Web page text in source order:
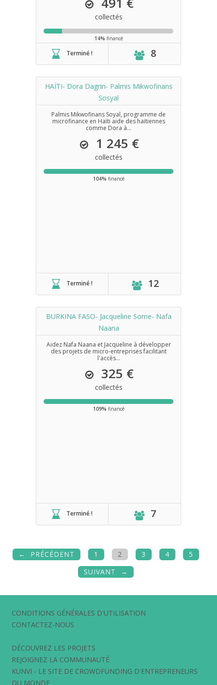
collectés
14% financé
Terminé ! 8
HAÏTI- Dora Dagrin- Palmis Mikwofinans
Sosyal
Palmis Mikwofinans Soyal, programme de
microfinance en Haïti aide des haïtiennes
comme Dora à...
1 245 €
collectés
104% financé
Terminé ! 12
BURKINA FASO- Jacqueline Some- Nafa
Naana
Aidez Nafa Naana et Jacqueline à développer
des projets de micro-entreprises facilitant
l'accès...
325 €
collectés
109% financé
Terminé ! 7
PRÉCÉDENT 1 2 3 4
5
SUIVANT
CONDITIONS GÉNÉRALES D'UTILISATION
CONTACTEZ-NOUS
DÉCOUVREZ LES PROJETS
REJOIGNEZ LA COMMUNAUTÉ
KUNVI - LE SITE DE CROWDFUNDING D'ENTREPRENEURS
DU MONDE